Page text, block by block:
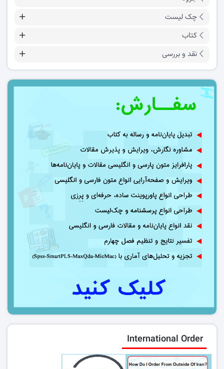
چک لیست
کتاب
نقد و بررسی
International Order